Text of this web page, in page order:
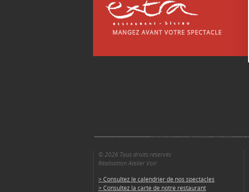
© 2026 Tous droits réservés
Réalisation Atelier Voir
> Consultez le calendrier de nos spectacles
> Consultez la carte de notre restaurant